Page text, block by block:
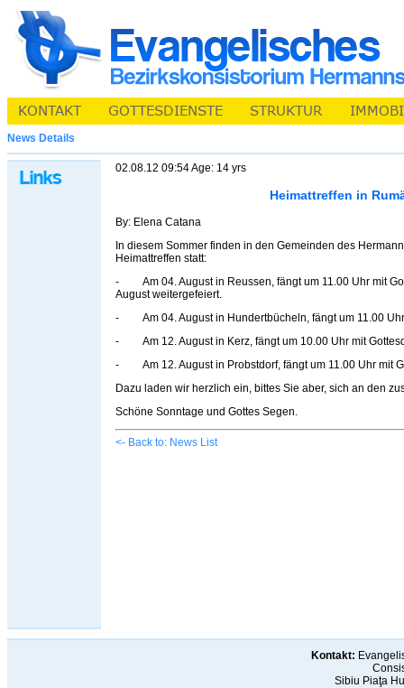
News Details
02.08.12 09:54 Age: 14 yrs
Heimattreffen in
By: Elena Catana
In diesem Sommer finden in den Gemeinden des
Heimattreffen statt:
- Am 04. August in Reussen, fängt um 11.00 Uhr mit
August weitergefeiert.
- Am 04. August in Hundertbücheln, fängt um 11.00 Uhr
- Am 12. August in Kerz, fängt um 10.00 Uhr mit
- Am 12. August in Probstdorf, fängt um 11.00 Uhr mit
Dazu laden wir herzlich ein, bittes Sie aber, sich an den
Schöne Sonntage und Gottes Segen.
<- Back to: News List
Kontakt:
Sibiu Piaţa